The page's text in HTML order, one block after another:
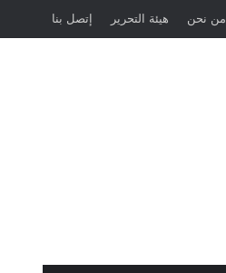
من نحن هيئة التحرير إتصل بنا